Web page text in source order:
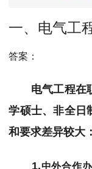
MPAcc会计专硕
院校库
MTA旅游管理
院校库 考试报名
一、电气工
答案：
电气工程在职
学硕士、非全日
和要求差异较大：
1.中外合作